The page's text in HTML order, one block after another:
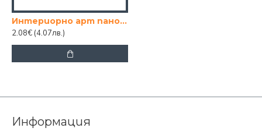
Интериорно арт пано за стена 60х60 см „Silk & Gold Elegance“
2.08€ (4.07лв.)
Информация